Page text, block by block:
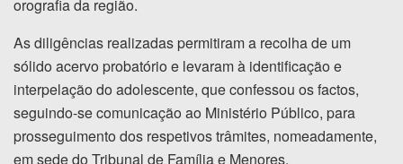
orografia da região.
As diligências realizadas permitiram a recolha de um
sólido acervo probatório e levaram à identificação e
interpelação do adolescente, que confessou os factos,
seguindo-se comunicação ao Ministério Público, para
prosseguimento dos respetivos trâmites, nomeadamente,
em sede do Tribunal de Família e Menores.